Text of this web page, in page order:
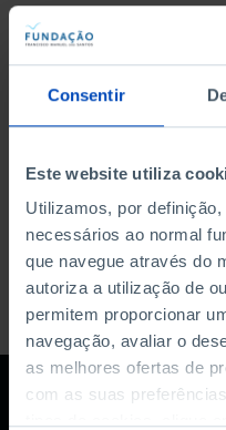
Consentir
Este website utiliza
Utilizamos, por
necessários ao normal
que navegue através do
autoriza a utilização de
permitem proporcionar
navegação, avaliar o
as melhores ofertas de
com as suas
DATA DE INÍCIO
DATA DE FIM